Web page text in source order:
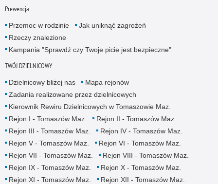
Prewencja
Przemoc w rodzinie
Jak uniknąć zagrożeń
Rzeczy znalezione
Kampania "Sprawdź czy Twoje picie jest bezpieczne"
TWÓJ DZIELNICOWY
Dzielnicowy bliżej nas
Mapa rejonów
Zadania realizowane przez dzielnicowych
Kierownik Rewiru Dzielnicowych w Tomaszowie Maz.
Rejon I - Tomaszów Maz.
Rejon II - Tomaszów Maz.
Rejon III - Tomaszów Maz.
Rejon IV - Tomaszów Maz.
Rejon V - Tomaszów Maz.
Rejon VI - Tomaszów Maz.
Rejon VII - Tomaszów Maz.
Rejon VIII - Tomaszów Maz.
Rejon IX - Tomaszów Maz.
Rejon X - Tomaszów Maz.
Rejon XI - Tomaszów Maz.
Rejon XII - Tomaszów Maz.